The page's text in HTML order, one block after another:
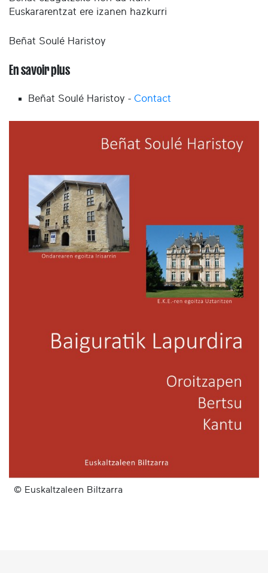
Euskararentzat ere izanen hazkurri
Beñat Soulé Haristoy
En savoir plus
Beñat Soulé Haristoy - Contact
© Euskaltzaleen Biltzarra